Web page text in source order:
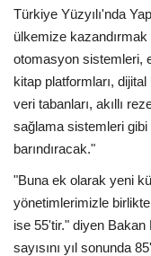
Türkiye Yüzyılı'nda
ülkemize kazandırmak
otomasyon sistemleri,
kitap platformları,
veri tabanları, akıllı
sağlama sistemleri
barındıracak."
"Buna ek olarak yeni
yönetimlerimizle birlikte
ise 55'tir." diyen
sayısını yıl sonunda